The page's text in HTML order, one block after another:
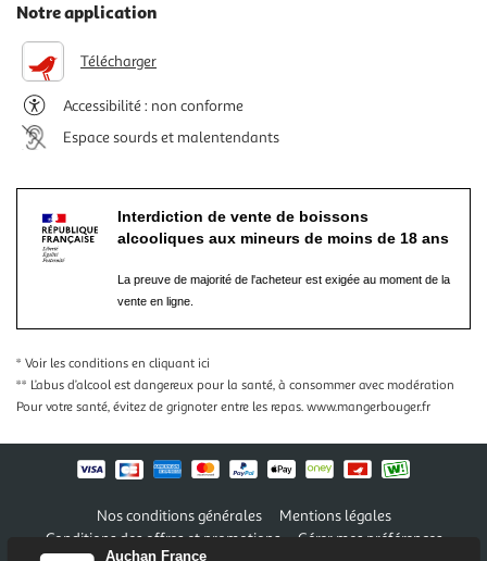
Auchan France
Notre application
Télécharger
Accessibilité : non conforme
Espace sourds et malentendants
Interdiction de vente de boissons
alcooliques aux mineurs de moins de 18 ans
La preuve de majorité de l'acheteur est exigée au moment de la
vente en ligne.
* Voir les conditions en cliquant ici
** L’abus d’alcool est dangereux pour la santé, à consommer avec modération
Pour votre santé, évitez de grignoter entre les repas. www.mangerbouger.fr
Nos conditions générales
Mentions légales
Conditions des offres et promotions
Gérer mes préférences